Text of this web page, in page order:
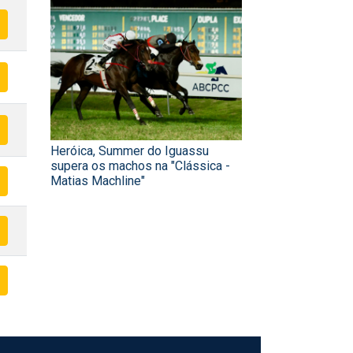
Heróica, Summer do Iguassu
supera os machos na "Clássica -
Matias Machline"